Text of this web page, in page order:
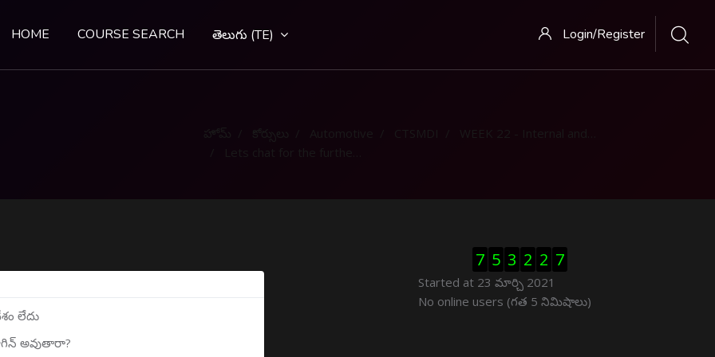
HOME COURSE SEARCH తెలుగు ‎(TE)‎ Login/Register
లేదు
అవుతారా?
Visitor Counter ను తప్పించు
7 5 3 2 2 7
Started at 23 మార్చి 2021
ఆన్ లైను వాడుకరులు ను తప్పించు
No online users (గత 5 నిమిషాలు)